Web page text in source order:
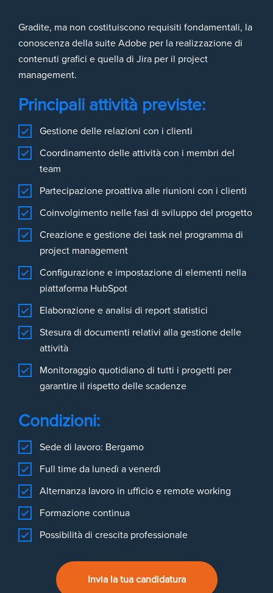
Principali attività previste:
Gestione delle relazioni con i clienti
Coordinamento delle attività con i membri del
team
Partecipazione proattiva alle riunioni con i clienti
Coinvolgimento nelle fasi di sviluppo del progetto
Creazione e gestione dei task nel programma di
project management
Configurazione e impostazione di elementi nella
piattaforma HubSpot
Elaborazione e analisi di report statistici
Stesura di documenti relativi alla gestione delle
attività
Monitoraggio quotidiano di tutti i progetti per
garantire il rispetto delle scadenze
Condizioni:
Sede di lavoro: Bergamo
Full time da lunedì a venerdì
Alternanza lavoro in ufficio e remote working
Formazione continua
Possibilità di crescita professionale
Gradite, ma non costituiscono requisiti fondamentali, la
conoscenza della suite Adobe per la realizzazione di
contenuti grafici e quella di Jira per il project
management.
Invia la tua candidatura